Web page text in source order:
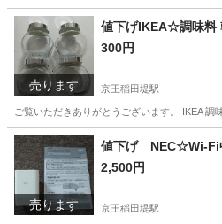
神奈川 川崎市 京王稲田堤駅 キ
売ります
値下げIKEA☆調味料
300円
京王稲田堤駅
ご覧いただきありがとうございます。 IKEA
神奈川 川崎市 京王稲田堤駅 調
売ります
値下げ NEC☆Wi-Fi
2,500円
京王稲田堤駅